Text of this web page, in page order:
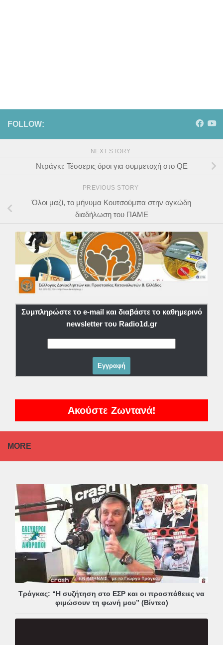
FOLLOW:
NEXT STORY
Ντράγκι: Τέσσερις όροι για συμμετοχή στο QE
PREVIOUS STORY
Όλοι μαζί, το μήνυμα Κουτσούμπα στην ογκώδη
διαδήλωση του ΠΑΜΕ
Συμπληρώστε το e-mail και διαβάστε το καθημερινό
newsletter του Radio1d.gr
Ακούστε Ζωντανά!
MORE
Τράγκας: “Η συζήτηση στο ΕΣΡ και οι προσπάθειες να
φιμώσουν τη φωνή μου” (Βίντεο)